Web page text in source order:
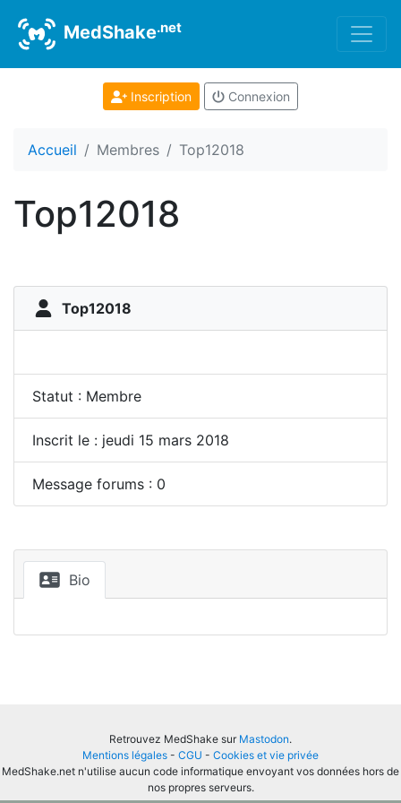
MedShake.net
Inscription Connexion
Accueil Membres Top12018
Top12018
Top12018
Statut : Membre
Inscrit le : jeudi 15 mars 2018
Message forums : 0
Bio
Retrouvez MedShake sur Mastodon.
Mentions légales - CGU - Cookies et vie privée
MedShake.net n'utilise aucun code informatique envoyant vos données hors de
nos propres serveurs.